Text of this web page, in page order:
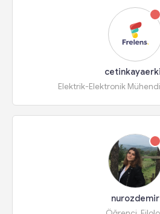
Elektrik-Elektronik
nurozdemir